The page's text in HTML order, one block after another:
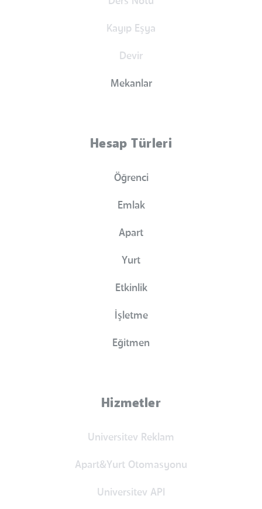
Kayıp Eşya
Devir
Mekanlar
Hesap Türleri
Öğrenci
Emlak
Apart
Yurt
Etkinlik
İşletme
Eğitmen
Hizmetler
Universitev Reklam
Apart&Yurt Otomasyonu
Universitev API